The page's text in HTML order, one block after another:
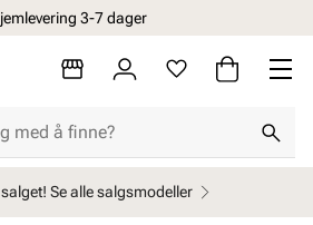
3-7 dager
Se alle salgsmodeller